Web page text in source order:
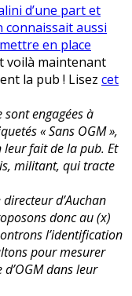
d’une part et
connaissait aussi
en place
voilà maintenant
la pub ! Lisez cet
sont engagées à
« Sans OGM »,
leur fait de la pub. Et
militant, qui tracte
d’Auchan
donc au (x)
l’identification
pour mesurer
dans leur